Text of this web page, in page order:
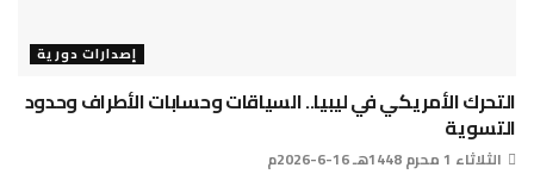
إصدارات دورية
التحرك الأمريكي في ليبيا.. السياقات وحسابات الأطراف وحدود
التسوية
الثلاثاء 1 محرم 1448هـ 16-6-2026م